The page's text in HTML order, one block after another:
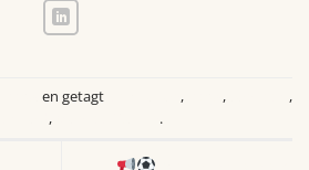
en getagt , ,
,
, .